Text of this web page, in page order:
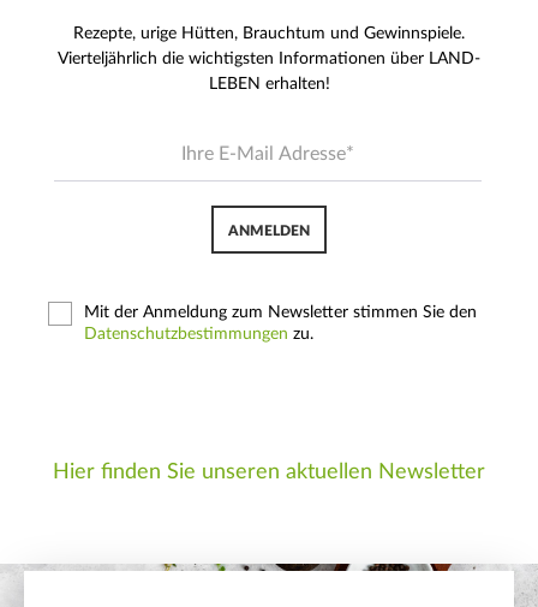
Rezepte, urige Hütten, Brauchtum und Gewinnspiele.
Vierteljährlich die wichtigsten Informationen über LAND-
LEBEN erhalten!
ANMELDEN
Mit der Anmeldung zum Newsletter stimmen Sie den
Datenschutzbestimmungen zu.
Hier finden Sie unseren aktuellen Newsletter